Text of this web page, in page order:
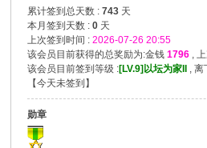
累计签到总天数 :743 天
本月签到天数 :0 天
上次签到时间 :2026-07-26 20:55
该会员目前获得的总奖励为:金钱1796 ,
该会员目前签到等级 :[LV.9]以坛为家II , 离
【今天未签到 】
勋章